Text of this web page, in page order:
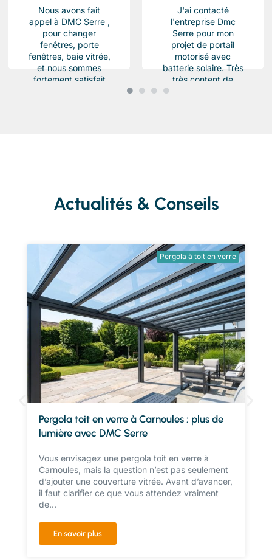
Nous avons fait
appel à DMC Serre ,
pour changer
fenêtres, porte
fenêtres, baie vitrée,
et nous sommes
fortement satisfait
J'ai contacté
l'entreprise Dmc
Serre pour mon
projet de portail
motorisé avec
batterie solaire. Très
très content de
l'équipe Beau travail
Actualités & Conseils
Pergola à toit en verre
Pergola toit en verre à Carnoules : plus de
lumière avec DMC Serre
Vous envisagez une pergola toit en verre à
Carnoules, mais la question n’est pas seulement
d’ajouter une couverture vitrée. Avant d’avancer,
il faut clarifier ce que vous attendez vraiment
de...
En savoir plus